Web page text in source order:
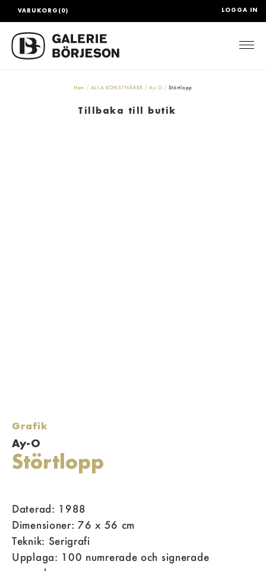
LOGGA IN
VARUKORG(0)
Hem ALLA KONSTNÄRER Ay-O Störtlopp
Tillbaka till butik
Grafik
Ay-O
Störtlopp
Daterad: 1988
Dimensioner: 76 x 56 cm
Teknik: Serigrafi
Upplaga: 100 numrerade och signerade